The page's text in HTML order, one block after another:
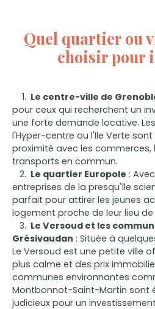
Quel quartier ou
choisir pour
Le centre-ville de
pour ceux qui recherchent un
une forte demande locative.
l'Hyper-centre ou l'Ile Verte
proximité avec les commerces,
transports en commun.
Le quartier Europole :
entreprises de la presqu'île
parfait pour attirer les jeunes
logement proche de leur lieu de
Le Versoud et les
Grésivaudan : Située à
Le Versoud est une petite ville
plus calme et des prix
communes environnantes
Montbonnot-Saint-Martin sont
judicieux pour un